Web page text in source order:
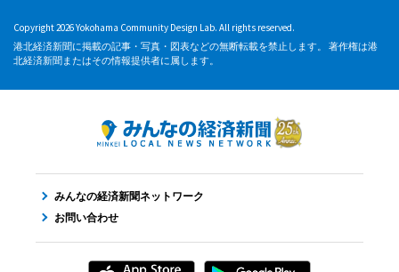
Copyright 2026 Yokohama Community Design Lab. All rights reserved.
港北経済新聞に掲載の記事・写真・図表などの無断転載を禁止します。 著作権は港
北経済新聞またはその情報提供者に属します。
みんなの経済新聞ネットワーク
お問い合わせ